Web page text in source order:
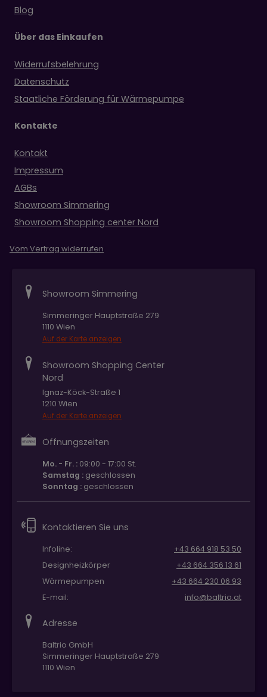
Blog
Über das Einkaufen
Widerrufsbelehrung
Datenschutz
Staatliche Förderung für Wärmepumpe
Kontakte
Kontakt
Impressum
AGBs
Showroom Simmering
Showroom Shopping center Nord
Vom Vertrag widerrufen
Showroom Simmering
Simmeringer Hauptstraße 279
1110 Wien
Auf der Karte anzeigen
Showroom Shopping Center
Nord
Ignaz-Köck-Straße 1
1210 Wien
Auf der Karte anzeigen
Öffnungszeiten
Mo. - Fr. : 09:00 - 17:00 St.
Samstag : geschlossen
Sonntag : geschlossen
Kontaktieren Sie uns
Infoline:
+43 664 918 53 50
Designheizkörper
+43 664 356 13 61
Wärmepumpen
+43 664 230 06 93
E-mail:
info@baltrio.at
Adresse
Baltrio GmbH
Simmeringer Hauptstraße 279
1110 Wien